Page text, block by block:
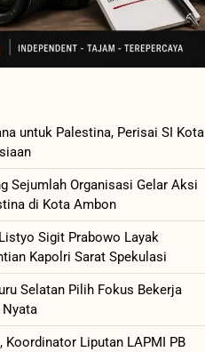
untuk Palestina, Perisai SI Kota
Sejumlah Organisasi Gelar Aksi
di Kota Ambon
Sigit Prabowo Layak
Kapolri Sarat Spekulasi
Selatan Pilih Fokus Bekerja
Koordinator Liputan LAPMI PB